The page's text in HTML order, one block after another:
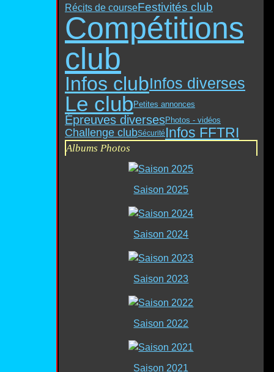
Récits de courseFestivités club
Compétitions
club
Infos clubInfos diverses
Le clubPetites annonces
Épreuves diversesPhotos - vidéos
Challenge clubSécurité Infos FFTRI
Albums Photos
Saison 2025
Saison 2024
Saison 2023
Saison 2022
Saison 2021